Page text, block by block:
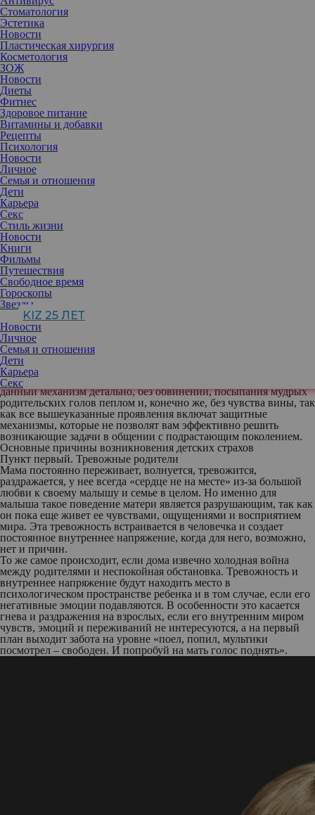
Стоматология
Эстетика
Новости
Пластическая хирургия
Косметология
ЗОЖ
Новости
Диеты
Фитнес
Здоровое питание
Витамины и добавки
Рецепты
Психология
Новости
Личное
Семья и отношения
Дети
Карьера
Секс
Стиль жизни
Новости
Книги
Фильмы
Путешествия
Свободное время
Гороскопы
Звезды
KIZ 25 ЛЕТ
Новости
Личное
Семья и отношения
Дети
Карьера
Секс
Известный психолог Саша Правило разбирает по полочкам
главные причины детских страхов.
Детские страхи считаются чем-то вполне нормальным и даже
естественным, и я, скорее всего, соглашусь с подобной точкой
зрения: человечек растет, изучает мир, в котором он находит для
себя много нового, неизведанного и, конечно же, пугающего.
Контент, неосторожно попадающий в юное сознание через
экраны телевизоров, компьютеров, рассказы друзей и через
самих родителей, плавно подготавливает почву для новых
волнений и переживаний.
Если быть совсем точной, то почва для тревожности и
подверженности впоследствии страхам, а в более старшем
возрасте и фобиям, готовится все же исключительно в семье.
Именно самые близкие люди – родители – закладывают
фундамент тревожной личности. Предлагаю рассмотреть
данный механизм детально, без обвинений, посыпания мудрых
родительских голов пеплом и, конечно же, без чувства вины, так
как все вышеуказанные проявления включат защитные
механизмы, которые не позволят вам эффективно решить
возникающие задачи в общении с подрастающим поколением.
Основные причины возникновения детских страхов
Пункт первый. Тревожные родители
Мама постоянно переживает, волнуется, тревожится,
раздражается, у нее всегда «сердце не на месте» из-за большой
любви к своему малышу и семье в целом. Но именно для
малыша такое поведение матери является разрушающим, так как
он пока еще живет ее чувствами, ощущениями и восприятием
мира. Эта тревожность встраивается в человечка и создает
постоянное внутреннее напряжение, когда для него, возможно,
нет и причин.
То же самое происходит, если дома извечно холодная война
между родителями и неспокойная обстановка. Тревожность и
внутреннее напряжение будут находить место в
психологическом пространстве ребенка и в том случае, если его
негативные эмоции подавляются. В особенности это касается
гнева и раздражения на взрослых, если его внутренним миром
чувств, эмоций и переживаний не интересуются, а на первый
план выходит забота на уровне «поел, попил, мультики
посмотрел – свободен. И попробуй на мать голос поднять».